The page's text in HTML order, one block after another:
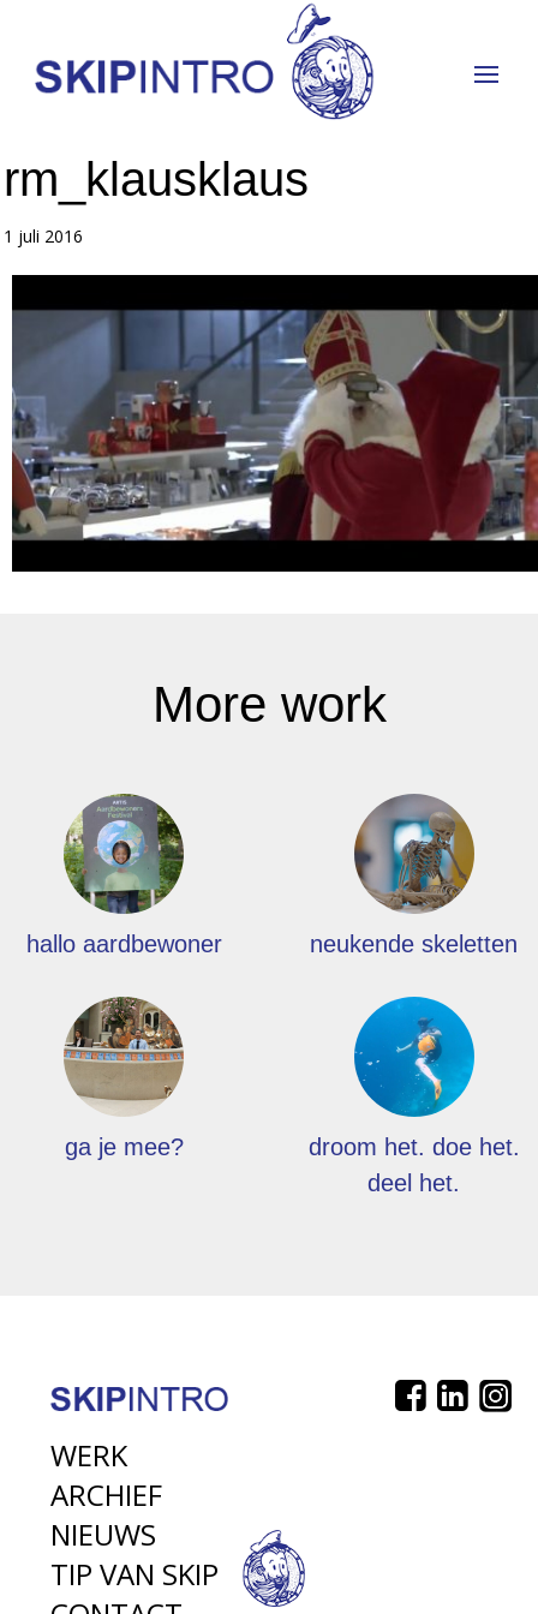
rm_klausklaus
1 juli 2016
More work
hallo aardbewoner neukende skeletten
ga je mee?
droom het. doe het.
deel het.
WERK
ARCHIEF
NIEUWS
TIP VAN SKIP